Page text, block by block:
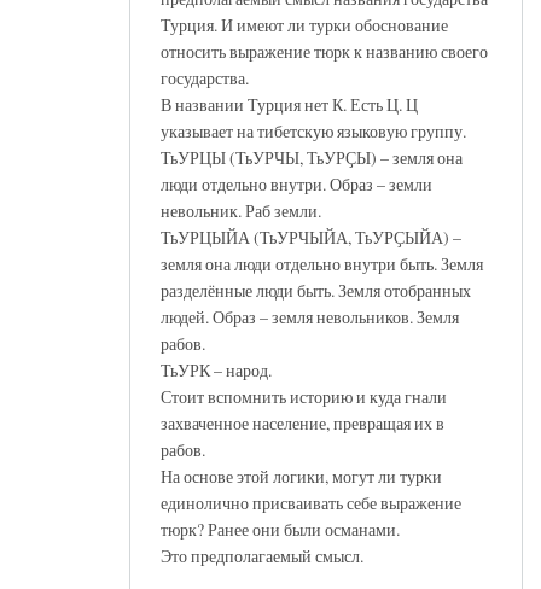
Турция. И имеют ли турки обоснование
относить выражение тюрк к названию своего
государства.
В названии Турция нет К. Есть Ц. Ц
указывает на тибетскую языковую группу.
ТьУРЦЫ (ТьУРЧЫ, ТьУРҪЫ) – земля она
люди отдельно внутри. Образ – земли
невольник. Раб земли.
ТьУРЦЫЙА (ТьУРЧЫЙА, ТьУРҪЫЙА) –
земля она люди отдельно внутри быть. Земля
разделённые люди быть. Земля отобранных
людей. Образ – земля невольников. Земля
рабов.
ТьУРК – народ.
Стоит вспомнить историю и куда гнали
захваченное население, превращая их в
рабов.
На основе этой логики, могут ли турки
единолично присваивать себе выражение
тюрк? Ранее они были османами.
Это предполагаемый смысл.